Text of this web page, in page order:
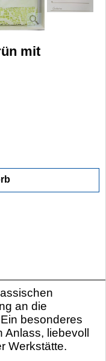
mit
an die
besonderes
Anlass, liebevoll
Werkstätte.